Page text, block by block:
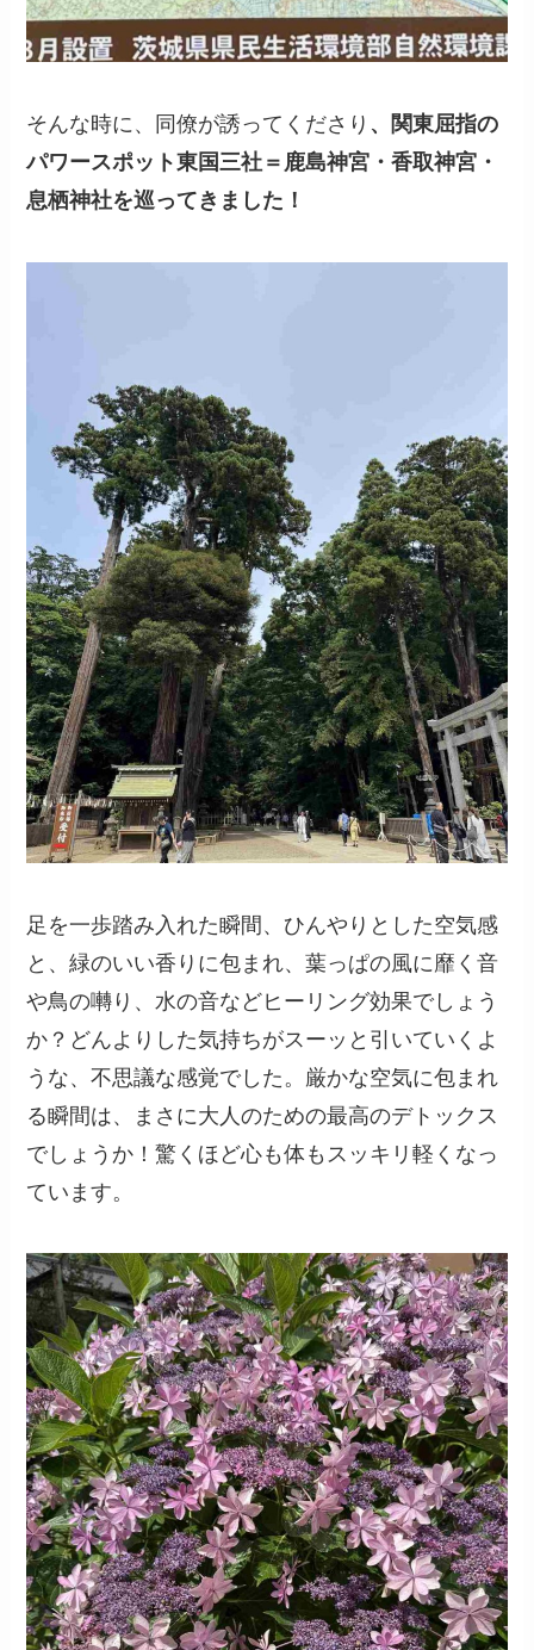
そんな時に、同僚が誘ってくださり 、関東屈指の
パワースポット東国三社＝鹿島神宮・香取神宮・
息栖神社を巡ってきました！
足を一歩踏み入れた瞬間、ひんやりとした空気感
と、緑のいい香りに包まれ、葉っぱの風に靡く音
や鳥の囀り、水の音などヒーリング効果でしょう
か？どんよりした気持ちがスーッと引いていくよ
うな、不思議な感覚でした。厳かな空気に包まれ
る瞬間は、まさに大人のための最高のデトックス
でしょうか！驚くほど心も体もスッキリ軽くなっ
ています。